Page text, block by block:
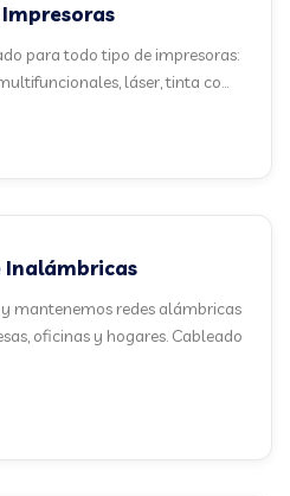
para todo tipo de impresoras:
láser, tinta co...
Inalámbricas
mantenemos redes alámbricas
oficinas y hogares. Cableado